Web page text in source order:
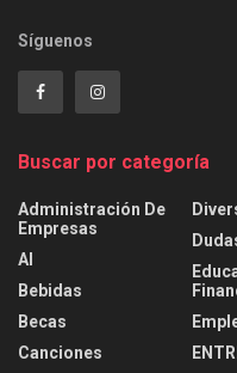
Síguenos
Buscar por categoría
Administración De
Empresas
AI
Bebidas
Becas
Canciones